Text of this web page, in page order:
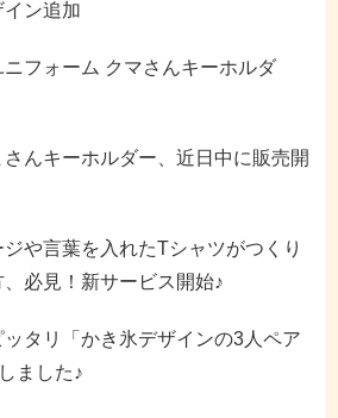
ン追加
フォーム クマさんキーホルダ
んキーホルダー、近日中に販売開
ジや言葉を入れたTシャツがつくり
必見！新サービス開始♪
タリ「かき氷デザインの3人ペア
ました♪